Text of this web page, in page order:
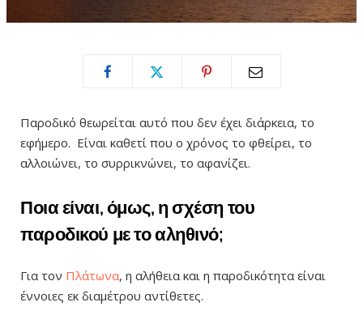
Παροδικό θεωρείται αυτό που δεν έχει διάρκεια, το
εφήμερο. Είναι καθετί που ο χρόνος το φθείρει, το
αλλοιώνει, το συρρικνώνει, το αφανίζει.
Ποια είναι, όμως, η σχέση του
παροδικού με το αληθινό;
Για τον Πλάτωνα, η αλήθεια και η παροδικότητα είναι
έννοιες εκ διαμέτρου αντίθετες.